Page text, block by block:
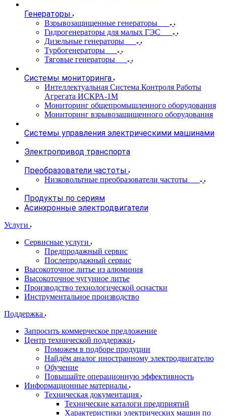
Генераторы
Взрывозащищенные генераторы
Гидрогенераторы для малых ГЭС
Дизельные генераторы
Турбогенераторы
Тяговые генераторы
Системы мониторинга
Интеллектуальная Система Контроля Работы
Агрегата ИСКРА-1М
Мониторинг общепромышленного оборудования
Мониторинг взрывозащищенного оборудования
Системы управления электрическими машинами
Электропривод транспорта
Преобразователи частоты
Низковольтные преобразователи частоты
Продукты по сериям
Асинхронные электродвигатели
Услуги
Сервисные услуги
Предпродажный сервис
Послепродажный сервис
Высокоточное литье из алюминия
Высокоточное чугунное литье
Производство технологической оснастки
Инструментальное производство
Поддержка
Запросить коммерческое предложение
Центр технической поддержки
Поможем в подборе продуции
Найдём аналог иностранному электродвигателю
Обучение
Повышайте операционную эффективность
Информационные материалы
Техническая документация
Технические каталоги предприятий
Характеристики электрических машин по